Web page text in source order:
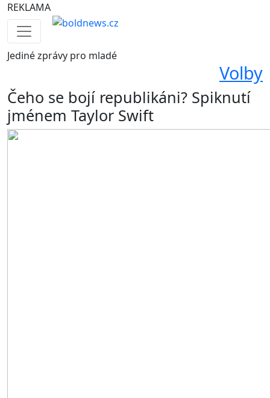
REKLAMA
Jedinézprávy pro mladé
Volby
Čeho se bojí republikáni? Spiknutí
jménem Taylor Swift